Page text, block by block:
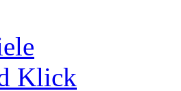
Klick